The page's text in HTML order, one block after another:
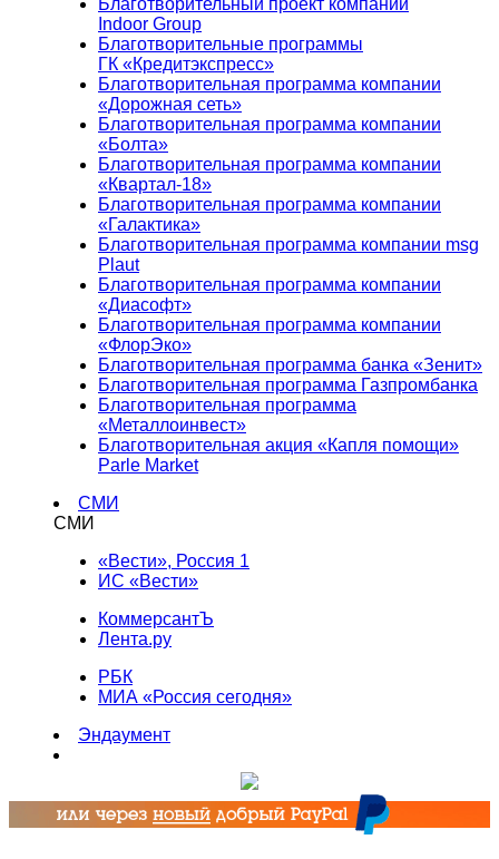
Благотворительный проект компании
Indoor Group
Благотворительные программы
ГК «Кредитэкспресс»
Благотворительная программа компании
«Дорожная сеть»
Благотворительная программа компании
«Болта»
Благотворительная программа компании
«Квартал-18»
Благотворительная программа компании
«Галактика»
Благотворительная программа компании msg
Plaut
Благотворительная программа компании
«Диасофт»
Благотворительная программа компании
«ФлорЭко»
Благотворительная программа банка «Зенит»
Благотворительная программа Газпромбанка
Благотворительная программа
«Металлоинвест»
Благотворительная акция «Капля помощи»
Parle Market
СМИ
СМИ
«Вести», Россия 1
ИС «Вести»
КоммерсантЪ
Лента.ру
РБК
МИА «Россия сегодня»
Эндаумент